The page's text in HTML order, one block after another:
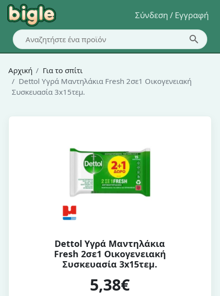
Σύνδεση / Εγγραφή
Αρχική
Για το σπίτι
Dettol Υγρά Μαντηλάκια Fresh 2σε1 Οικογενειακή
Συσκευασία 3x15τεμ.
Dettol Υγρά Μαντηλάκια
Fresh 2σε1 Οικογενειακή
Συσκευασία 3x15τεμ.
5,38€